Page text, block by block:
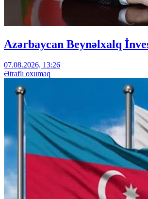
Azərbaycan Beynəlxalq
07.08.2026, 13:26
Ətraflı oxumaq